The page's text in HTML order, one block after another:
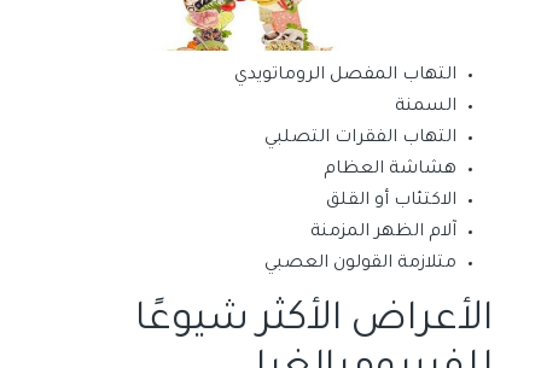
التهاب المفصل الروماتويدي
السمنة
التهاب الفقرات التصلبي
هشاشة العظام
الاكتئاب أو القلق
آلام الظهر المزمنة
متلازمة القولون العصبي
الأعراض الأكثر شيوعًا